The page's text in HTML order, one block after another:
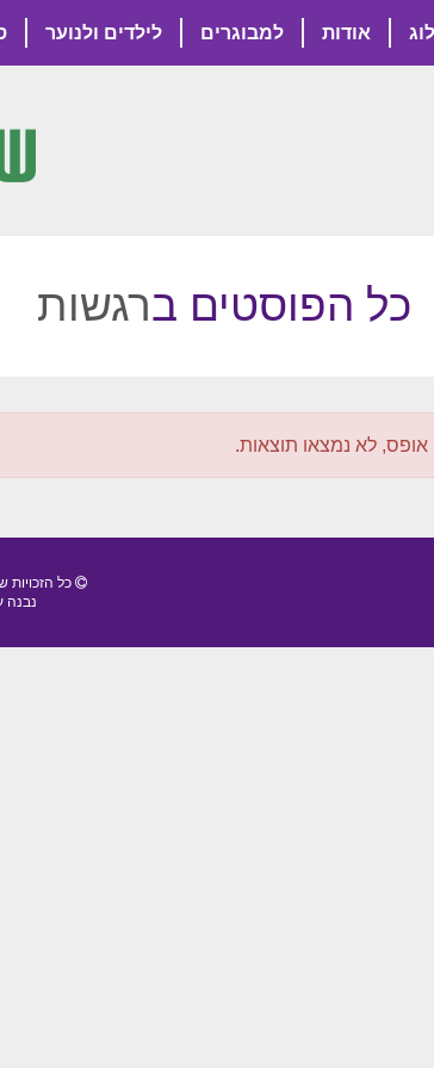
אודות למבוגרים לילדים ולנוער
כל הפוסטים ברגשות
אופס, לא נמצאו תוצאות.
כל
נבנה